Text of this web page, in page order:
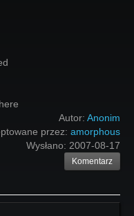
Autor: Anonim
przez: amorphous
Wysłano: 2007-08-17
Komentarz